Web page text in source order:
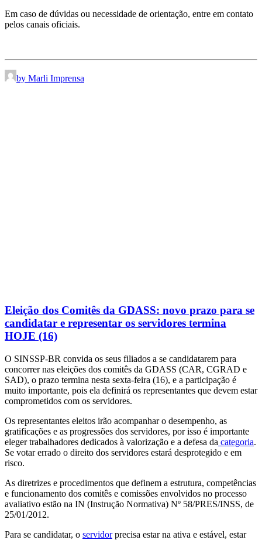
Em caso de dúvidas ou necessidade de orientação, entre em contato
pelos canais oficiais.
by Marli Imprensa
Eleição dos Comitês da GDASS: novo prazo para se
candidatar e representar os servidores termina
HOJE (16)
O SINSSP-BR convida os seus filiados a se candidatarem para
concorrer nas eleições dos comitês da GDASS (CAR, CGRAD e
SAD), o prazo termina nesta sexta-feira (16), e a participação é
muito importante, pois ela definirá os representantes que devem estar
comprometidos com os servidores.
Os representantes eleitos irão acompanhar o desempenho, as
gratificações e as progressões dos servidores, por isso é importante
eleger trabalhadores dedicados à valorização e a defesa da categoria.
Se votar errado o direito dos servidores estará desprotegido e em
risco.
As diretrizes e procedimentos que definem a estrutura, competências
e funcionamento dos comitês e comissões envolvidos no processo
avaliativo estão na IN (Instrução Normativa) Nº 58/PRES/INSS, de
25/01/2012.
Para se candidatar, o servidorprecisa estar na ativa e estável, estar